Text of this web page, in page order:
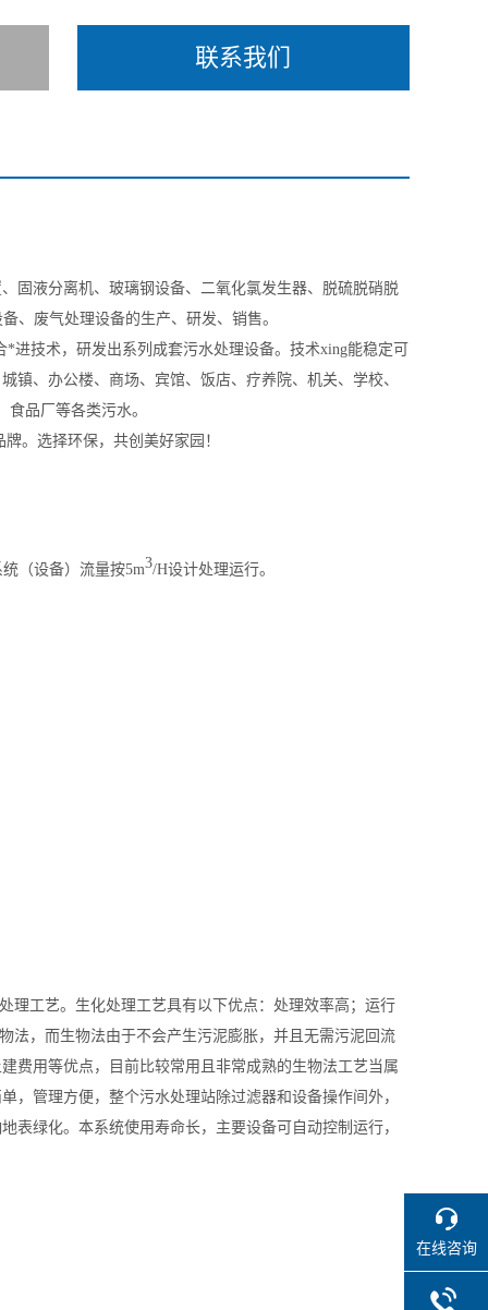
联系我们
固液分离机、玻璃钢设备、二氧化氯发生器、脱硫脱硝脱
、废气处理设备的生产、研发、销售。
技术，研发出系列成套污水处理设备。 技术xing能稳定可
镇、办公楼、商场、宾馆、饭店、疗养院、机关、学校、
品厂等各类污水。
。选择环保，共创美好家园！
（设备）流量按5m3/H设计处理运行。
理工艺。生化处理工艺具有以下优点：处理效率高；运行
法，而生物法由于不会产生污泥膨胀，并且无需污泥回流
费用等优点，目前比较常用且非常成熟的生物法工艺当属
，管理方便，整个污水处理站除过滤器和设备操作间外，
表绿化。本系统使用寿命长，主要设备可自动控制运行，
在线咨询